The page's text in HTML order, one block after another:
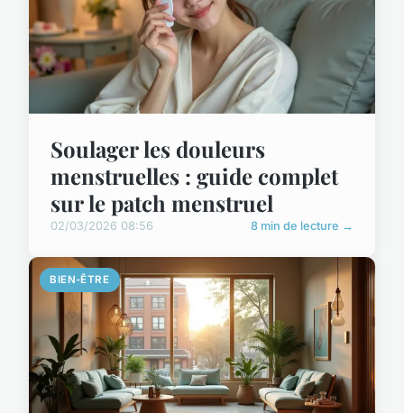
Soulager les douleurs
menstruelles : guide complet
sur le patch menstruel
02/03/2026 08:56 8 min de lecture →
BIEN-ÊTRE